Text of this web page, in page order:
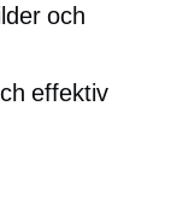
och
effektiv